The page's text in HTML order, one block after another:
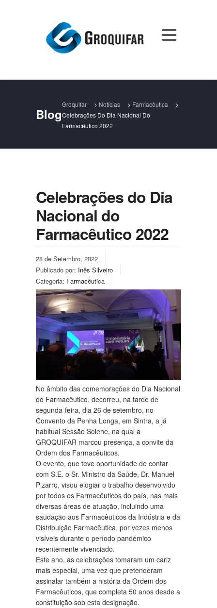
Blog
Groquifar > Notícias > Farmacêutica
>
Celebrações Do Dia Nacional Do
Farmacêutico 2022
Celebrações do Dia
Nacional do
Farmacêutico 2022
28 de Setembro, 2022
Publicado por: Inês Silveiro
Categoria: Farmacêutica
No âmbito das comemorações do Dia Nacional
do Farmacêutico, decorreu, na tarde de
segunda-feira, dia 26 de setembro, no
Convento da Penha Longa, em Sintra, a já
habitual Sessão Solene, na qual a
GROQUIFAR marcou presença, a convite da
Ordem dos Farmacêuticos.
O evento, que teve oportunidade de contar
com S.E. o Sr. Ministro da Saúde, Dr. Manuel
Pizarro, visou elogiar o trabalho desenvolvido
por todos os Farmacêuticos do país, nas mais
diversas áreas de atuação, incluindo uma
saudação aos Farmacêuticos da Indústria e da
Distribuição Farmacêutica, por vezes menos
visíveis durante o período pandémico
recentemente vivenciado.
Este ano, as celebrações tomaram um cariz
mais especial, uma vez que pretenderam
assinalar também a história da Ordem dos
Farmacêuticos, que completa 50 anos desde a
constituição sob esta designação.